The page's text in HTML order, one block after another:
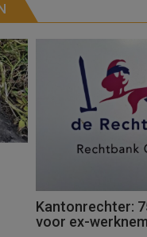
Kantonrechter:
voor ex-